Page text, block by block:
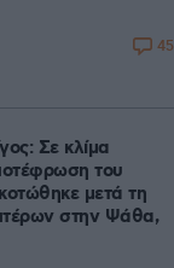
45
Σε κλίμα
του
μετά τη
στην Ψάθα,